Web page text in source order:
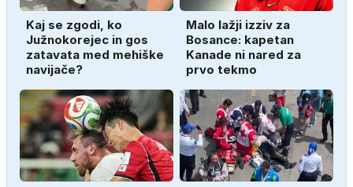
Kaj se zgodi, ko
Južnokorejec in gos
zatavata med mehiške
navijače?
Malo lažji izziv za
Bosance: kapetan
Kanade ni nared za
prvo tekmo